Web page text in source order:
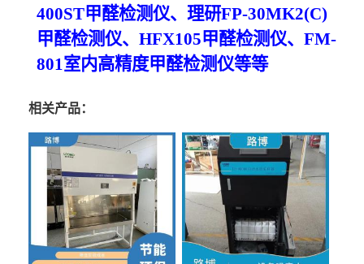
400ST甲醛检测仪、理研FP-30MK2(C)
甲醛检测仪、HFX105甲醛检测仪、 FM-
801室内高精度甲醛检测仪等等
相关产品：